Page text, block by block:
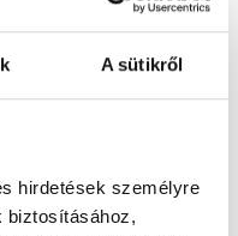
A sütikről
hirdetések személyre
biztosításához,
fan készíthetsz.